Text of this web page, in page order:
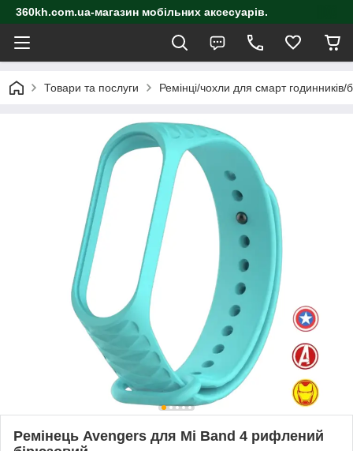
360kh.com.ua-магазин мобільних аксесуарів.
Товари та послуги Ремінці/чохли для смарт годинників/
Ремінець Avengers для Mi Band 4 рифлений